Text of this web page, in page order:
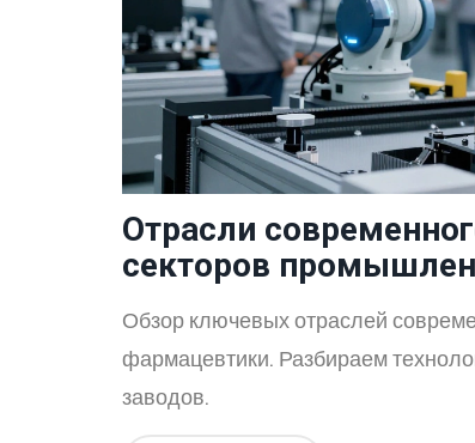
Отрасли
секторов
Обзор ключевых отраслей
фармацевтики. Разбираем
заводов.